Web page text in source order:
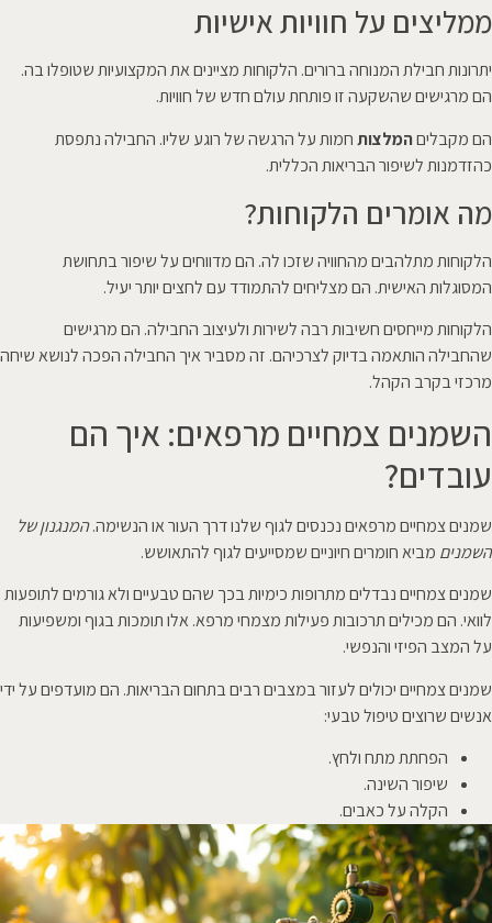
ממליצים על חוויות אישיות
יתרונות חבילת המנוחה ברורים. הלקוחות מציינים את המקצועיות שטופלו בה.
הם מרגישים שהשקעה זו פותחת עולם חדש של חוויות.
הם מקבליםהמלצותחמות על הרגשה של רוגע שליו. החבילה נתפסת
כהזדמנות לשיפור הבריאות הכללית.
מה אומרים הלקוחות?
הלקוחות מתלהבים מהחוויה שזכו לה. הם מדווחים על שיפור בתחושת
המסוגלות האישית. הם מצליחים להתמודד עם לחצים יותר יעיל.
הלקוחות מייחסים חשיבות רבה לשירות ולעיצוב החבילה. הם מרגישים
שהחבילה הותאמה בדיוק לצרכיהם. זה מסביר איך החבילה הפכה לנושא שיחה
מרכזי בקרב הקהל.
השמנים צמחיים מרפאים: איך הם
עובדים?
שמנים צמחיים מרפאים נכנסים לגוף שלנו דרך העור או הנשימה.המנגנון של
השמנים מביא חומרים חיוניים שמסייעים לגוף להתאושש.
שמנים צמחיים נבדלים מתרופות כימיות בכך שהם טבעיים ולא גורמים לתופעות
לוואי. הם מכילים תרכובות פעילות מצמחי מרפא. אלו תומכות בגוף ומשפיעות
על המצב הפיזי והנפשי.
שמנים צמחיים יכולים לעזור במצבים רבים בתחום הבריאות. הם מועדפים על ידי
אנשים שרוצים טיפול טבעי:
הפחתת מתח ולחץ.
שיפור השינה.
הקלה על כאבים.